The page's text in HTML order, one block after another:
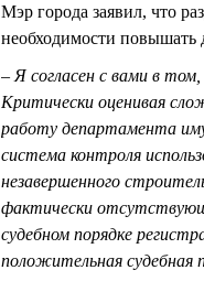
Мэр города заявил, что
необходимости повышать
– Я согласен с вами в
Критически оценивая
работу департамента
система контроля
незавершенного
фактически
судебном порядке
положительная судебная